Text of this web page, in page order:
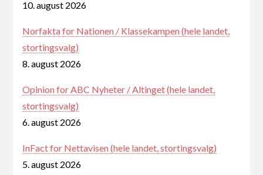
10. august 2026
Norfakta for Nationen / Klassekampen (hele landet,
stortingsvalg)
8. august 2026
Opinion for ABC Nyheter / Altinget (hele landet,
stortingsvalg)
6. august 2026
InFact for Nettavisen (hele landet, stortingsvalg)
5. august 2026